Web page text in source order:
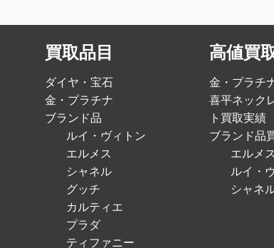
買取品目
ダイヤ・宝石
金・プラチナ
ブランド品
ルイ・ヴィトン
エルメス
シャネル
グッチ
カルティエ
プラダ
ティファニー
高値買
金・プラチ
喜平ネック
ト買取実績
ブランド品
エルメ
ルイ・
シャネ